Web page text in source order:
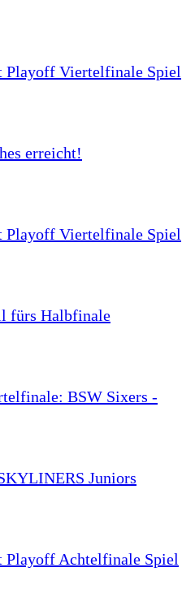
Playoff Viertelfinale Spiel
erreicht!
Playoff Viertelfinale Spiel
fürs Halbfinale
BSW Sixers -
Juniors
Playoff Achtelfinale Spiel